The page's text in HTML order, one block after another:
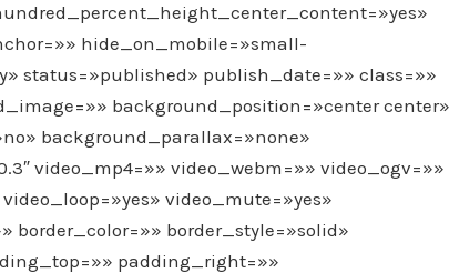
hide_on_mobile=»small-
status=»published» publish_date=»» class=»»
background_position=»center center»
background_parallax=»none»
video_mp4=»» video_webm=»» video_ogv=»»
video_mute=»yes»
border_color=»» border_style=»solid»
padding_right=»»